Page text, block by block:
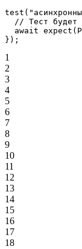
test (
// Тест будет
  await
expect (
});
1
2
3
4
5
6
7
8
9
10
11
12
13
14
15
16
17
18